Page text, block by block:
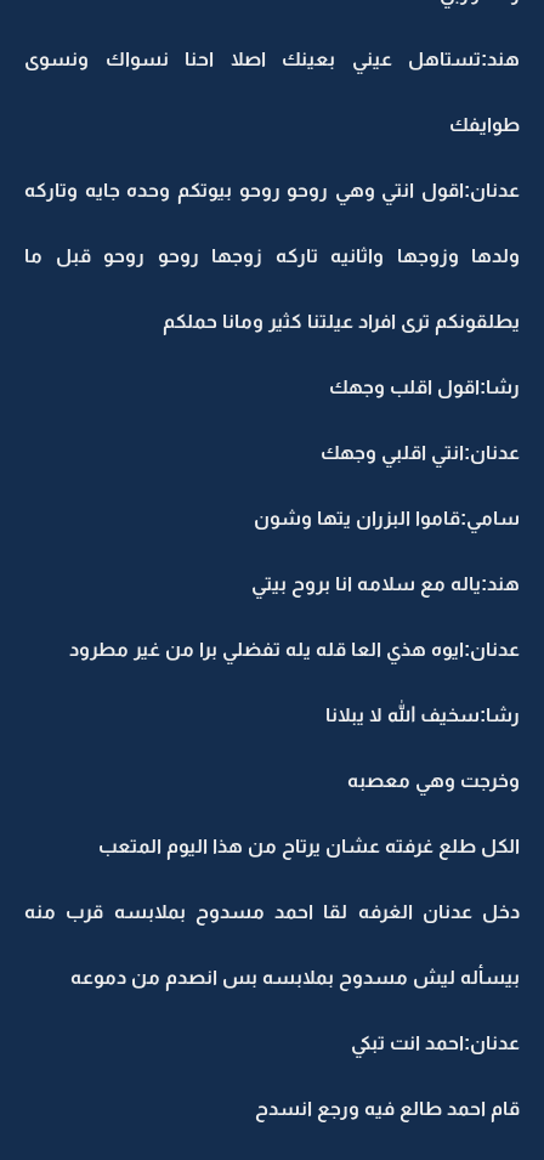
هند:تستاهل عيني بعينك اصلا احنا نسواك ونسوى
طوايفك
عدنان:اقول انتي وهي روحو روحو بيوتكم وحده جايه وتاركه
ولدها وزوجها واثانيه تاركه زوجها روحو روحو قبل ما
يطلقونكم ترى افراد عيلتنا كثير ومانا حملكم
رشا:اقول اقلب وجهك
عدنان:انتي اقلبي وجهك
سامي:قاموا البزران يتها وشون
هند:ياله مع سلامه انا بروح بيتي
عدنان:ايوه هذي العا قله يله تفضلي برا من غير مطرود
رشا:سخيف الله لا يبلانا
وخرجت وهي معصبه
الكل طلع غرفته عشان يرتاح من هذا اليوم المتعب
دخل عدنان الغرفه لقا احمد مسدوح بملابسه قرب منه
بيسأله ليش مسدوح بملابسه بس انصدم من دموعه
عدنان:احمد انت تبكي
قام احمد طالع فيه ورجع انسدح